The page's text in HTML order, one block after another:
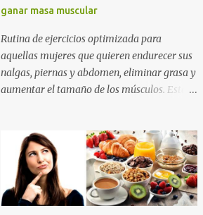
ganar masa muscular
Rutina de ejercicios optimizada para
aquellas mujeres que quieren endurecer sus
nalgas, piernas y abdomen, eliminar grasa y
aumentar el tamaño de los músculos. Esta
mujeres principiantes, con nivel intermedio
y avanzado , para que puedas levantar y
agrandar la cola , tonificar las piernas,
quemar grasa y tener un abdomen plano. Si
quieres eliminar grasa, tonificar tus